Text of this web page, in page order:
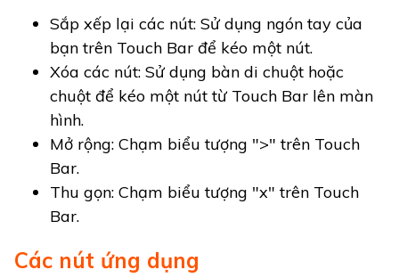
Sắp xếp lại các nút: Sử dụng ngón tay của
bạn trên Touch Bar để kéo một nút.
Xóa các nút: Sử dụng bàn di chuột hoặc
chuột để kéo một nút từ Touch Bar lên màn
hình.
Mở rộng: Chạm biểu tượng ">" trên Touch
Bar.
Thu gọn: Chạm biểu tượng "x" trên Touch
Bar.
Các nút ứng dụng